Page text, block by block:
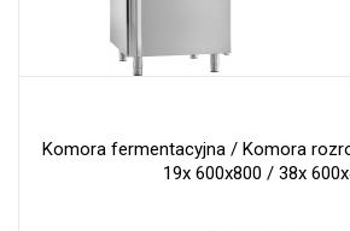
Komora fermentacyjna / Komora
19x 600x800 / 38x